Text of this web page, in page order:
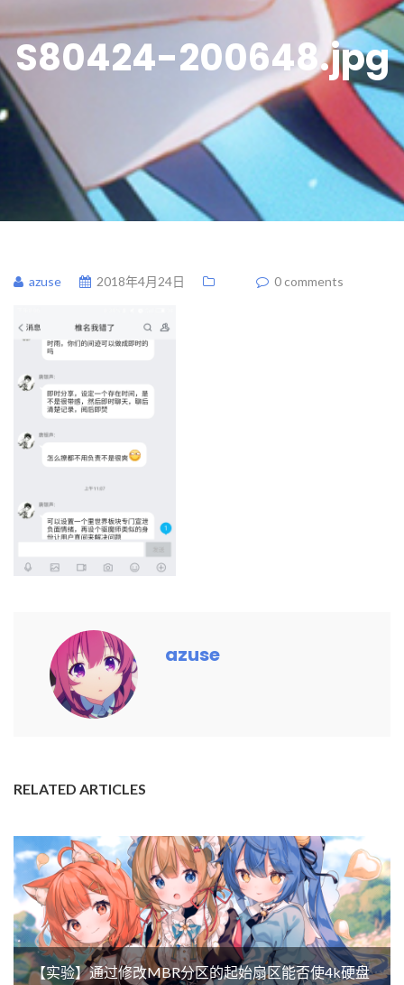
S80424-200648.jpg
azuse 2018年4月24日 0 comments
azuse
RELATED ARTICLES
【实验】通过修改MBR分区的起始扇区能否使4k硬盘